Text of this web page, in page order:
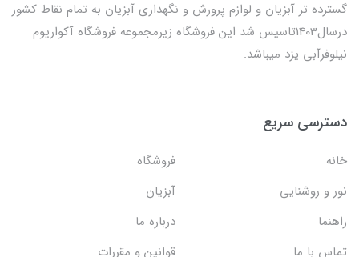
گسترده تر آبزیان و لوازم پرورش و نگهداری آبزیان به تمام نقاط کشور
درسال1403تاسیس شد این فروشگاه زیرمجموعه فروشگاه آکواریوم
نیلوفرآبی یزد میباشد.
دسترسی سریع
خانه
فروشگاه
نور و روشنایی
آبزیان
راهنما
درباره ما
تماس با ما
قوانین و مقررات